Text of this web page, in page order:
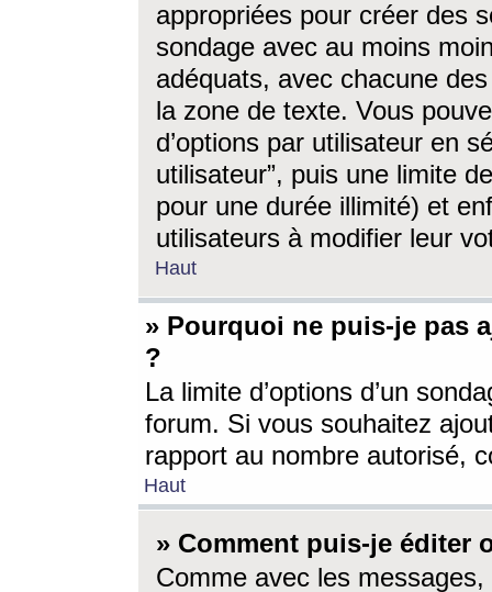
appropriées pour créer des
sondage avec au moins
adéquats, avec chacune
la zone de texte. Vous
d’options par utilisateur en
utilisateur”, puis une limite
pour une durée illimité) et
utilisateurs à modifier leur
Haut
» Pourquoi ne puis-je pas
?
La limite d’options d’un
forum. Si vous souhaitez
rapport au nombre autorisé,
Haut
» Comment puis-je éditer
Comme avec les